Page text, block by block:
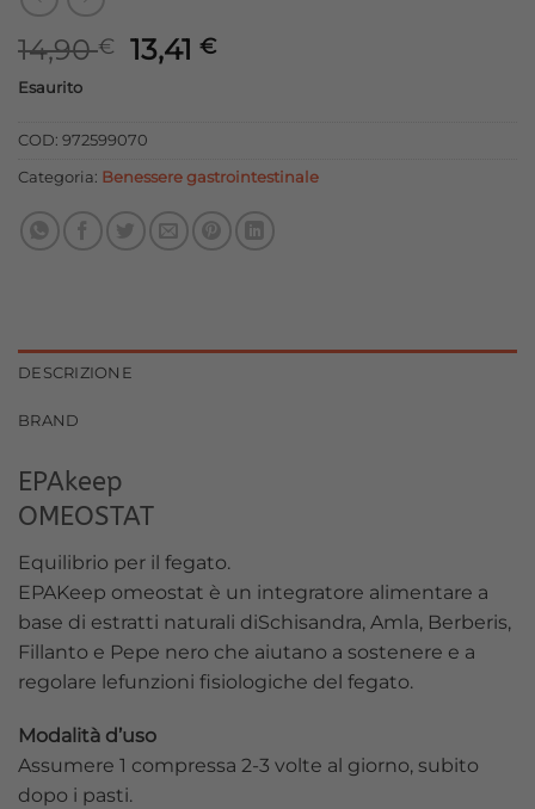
14,90€
Il
era:
14,90 €.
13,41€Il
13,41 €.
Esaurito
COD: 972599070
Categoria: Benessere gastrointestinale
DESCRIZIONE
BRAND
EPAkeep
OMEOSTAT
Equilibrio per il fegato.
EPAKeep omeostat è un integratore alimentare a
base di estratti naturali diSchisandra, Amla, Berberis,
Fillanto e Pepe nero che aiutano a sostenere e a
regolare lefunzioni fisiologiche del fegato.
Modalità d’uso
Assumere 1 compressa 2-3 volte al giorno, subito
dopo i pasti.